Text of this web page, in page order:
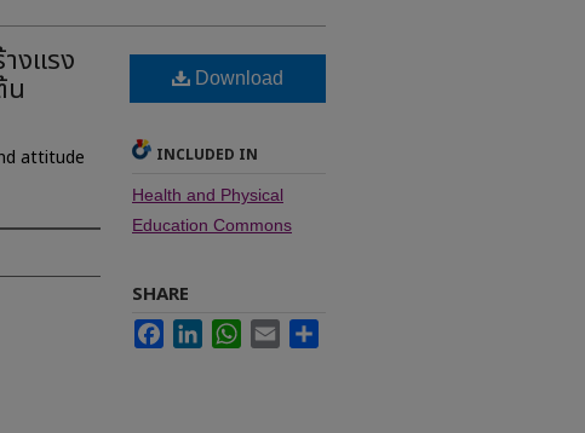
งแรง
น
attitude
Download
INCLUDED IN
Health and Physical
Education Commons
SHARE
FacebookLinkedInWhatsApp
Email